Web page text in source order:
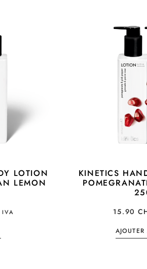
LOTION
LEMON
IVA
KINETICS
15.90